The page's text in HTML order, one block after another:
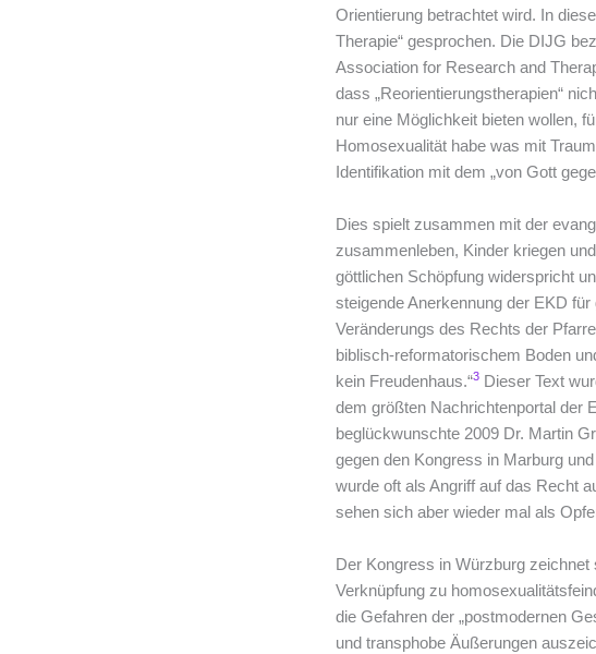
Orientierung betrachtet wird. In
Therapie“ gesprochen. Die DIJG
Association for Research and
dass „Reorientierungstherapien“
nur eine Möglichkeit bieten wollen,
Homosexualität habe was mit
Identifikation mit dem „von Gott
Dies spielt zusammen mit der
zusammenleben, Kinder kriegen
göttlichen Schöpfung widerspricht
steigende Anerkennung der EKD
Veränderungs des Rechts der
biblisch-reformatorischem Boden
kein Freudenhaus.“3 Dieser Text
dem größten Nachrichtenportal der
beglückwunschte 2009 Dr. Martin
gegen den Kongress in Marburg
wurde oft als Angriff auf das Recht
sehen sich aber wieder mal als
Der Kongress in Würzburg
Verknüpfung zu
die Gefahren der „postmodernen
und transphobe Äußerungen